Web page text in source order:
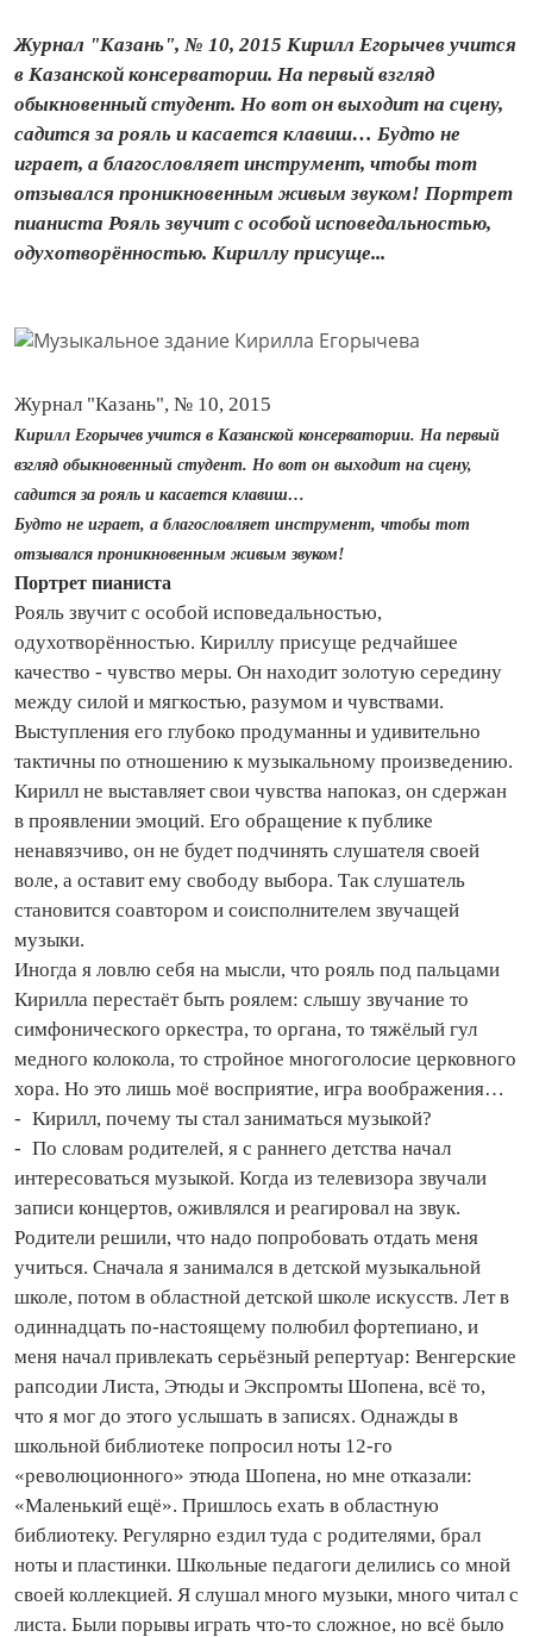
Журнал "Казань", № 10, 2015 Кирилл Егорычев учится
в Казанской консерватории. На первый взгляд
обыкновенный студент. Но вот он выходит на сцену,
садится за рояль и касается клавиш… Будто не
играет, а благословляет инструмент, чтобы тот
отзывался проникновенным живым звуком! Портрет
пианиста Рояль звучит с особой исповедальностью,
одухотворённостью. Кириллу присуще...
Журнал "Казань", № 10, 2015
Кирилл Егорычев учится в Казанской консерватории. На первый
взгляд обыкновенный студент. Но вот он выходит на сцену,
садится за рояль и касается клавиш…
Будто не играет, а благословляет инструмент, чтобы тот
отзывался проникновенным живым звуком!
Портрет пианиста
Рояль звучит с особой исповедальностью,
одухотворённостью. Кириллу присуще редчайшее
качество - чувство меры. Он находит золотую середину
между силой и мягкостью, разумом и чувствами.
Выступления его глубоко продуманны и удивительно
тактичны по отношению к музыкальному произведению.
Кирилл не выставляет свои чувства напоказ, он сдержан
в проявлении эмоций. Его обращение к публике
ненавязчиво, он не будет подчинять слушателя своей
воле, а оставит ему свободу выбора. Так слушатель
становится соавтором и соисполнителем звучащей
музыки.
Иногда я ловлю себя на мысли, что рояль под пальцами
Кирилла перестаёт быть роялем: слышу звучание то
симфонического оркестра, то органа, то тяжёлый гул
медного колокола, то стройное многоголосие церковного
хора. Но это лишь моё восприятие, игра воображения…
- Кирилл, почему ты стал заниматься музыкой?
- По словам родителей, я с раннего детства начал
интересоваться музыкой. Когда из телевизора звучали
записи концертов, оживлялся и реагировал на звук.
Родители решили, что надо попробовать отдать меня
учиться. Сначала я занимался в детской музыкальной
школе, потом в областной детской школе искусств. Лет в
одиннадцать по‑настоящему полюбил фортепиано, и
меня начал привлекать серьёзный репертуар: Венгерские
рапсодии Листа, Этюды и Экспромты Шопена, всё то,
что я мог до этого услышать в записях. Однажды в
школьной биб­лио­теке попросил ноты 12‑го
«революционного» этюда Шопена, но мне отказали:
«Маленький ещё». Пришлось ехать в областную
библиотеку. Регулярно ездил туда с родителями, брал
ноты и пластинки. Школьные педагоги делились со мной
своей коллекцией. Я слушал много музыки, много читал с
листа. Были порывы играть что‑то сложное, но всё было